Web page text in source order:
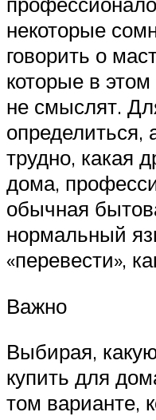
некоторые
говорить о
которые в этом
не смыслят.
определиться,
трудно, какая
дома,
обычная
нормальный
«перевести»,
Важно
Выбирая,
купить для
том варианте,